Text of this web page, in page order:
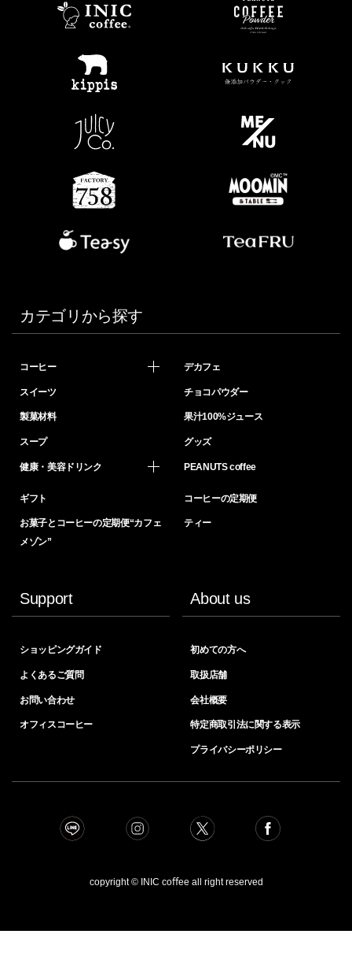
カテゴリから探す
コーヒー デカフェ
スイーツ チョコパウダー
製菓材料 果汁100%ジュース
スープ グッズ
健康・美容ドリンク PEANUTS coffee
ギフト コーヒーの定期便
お菓子とコーヒーの定期便“カフェ
メゾン”
ティー
Support
ショッピングガイド
よくあるご質問
お問い合わせ
オフィスコーヒー
About us
初めての方へ
取扱店舗
会社概要
特定商取引法に関する表示
プライバシーポリシー
copyright © INIC coﬀee all right reserved